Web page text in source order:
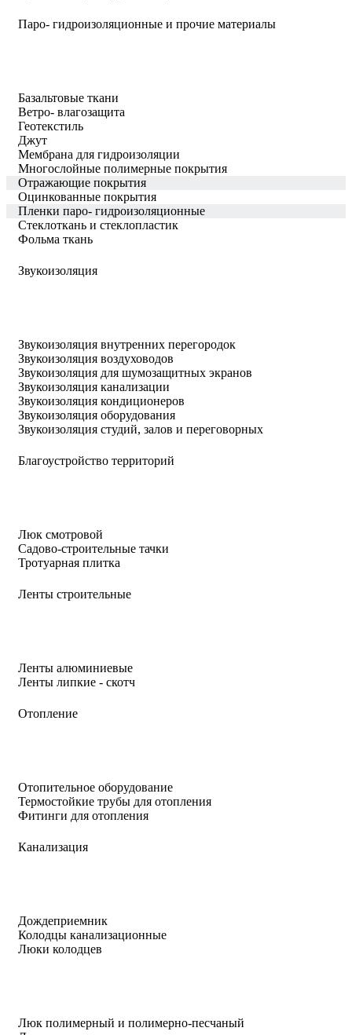
Паро- гидроизоляционные и прочие материалы
Базальтовые ткани
Ветро- влагозащита
Геотекстиль
Джут
Мембрана для гидроизоляции
Многослойные полимерные покрытия
Отражающие покрытия
Оцинкованные покрытия
Пленки паро- гидроизоляционные
Стеклоткань и стеклопластик
Фольма ткань
Звукоизоляция
Звукоизоляция внутренних перегородок
Звукоизоляция воздуховодов
Звукоизоляция для шумозащитных экранов
Звукоизоляция канализации
Звукоизоляция кондиционеров
Звукоизоляция оборудования
Звукоизоляция студий, залов и переговорных
Благоустройство территорий
Люк смотровой
Садово-строительные тачки
Тротуарная плитка
Ленты строительные
Ленты алюминиевые
Ленты липкие - скотч
Отопление
Отопительное оборудование
Термостойкие трубы для отопления
Фитинги для отопления
Канализация
Дождеприемник
Колодцы канализационные
Люки колодцев
Люк полимерный и полимерно-песчаный